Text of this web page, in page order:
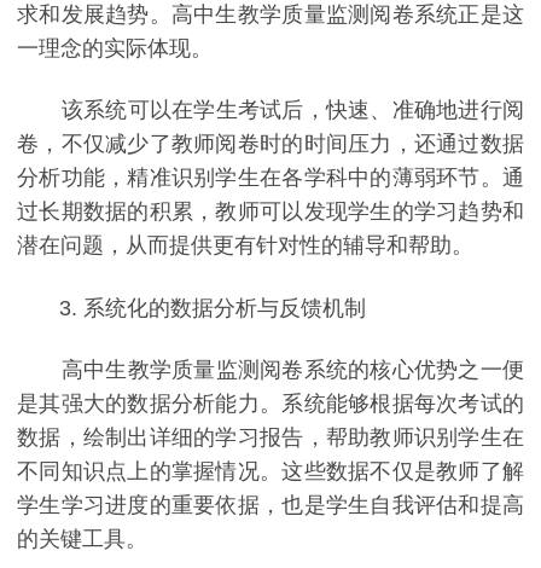
求和发展趋势。高中生教学质量监测阅卷系统正是这
一理念的实际体现。
该系统可以在学生考试后，快速、准确地进行阅
卷，不仅减少了教师阅卷时的时间压力，还通过数据
分析功能，精准识别学生在各学科中的薄弱环节。通
过长期数据的积累，教师可以发现学生的学习趋势和
潜在问题，从而提供更有针对性的辅导和帮助。
3. 系统化的数据分析与反馈机制
高中生教学质量监测阅卷系统的核心优势之一便
是其强大的数据分析能力。系统能够根据每次考试的
数据，绘制出详细的学习报告，帮助教师识别学生在
不同知识点上的掌握情况。这些数据不仅是教师了解
学生学习进度的重要依据，也是学生自我评估和提高
的关键工具。